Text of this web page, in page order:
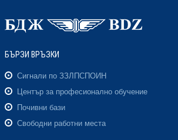
БЪРЗИ ВРЪЗКИ
Сигнали по ЗЗЛПСПОИН
Център за професионално обучение
Почивни бази
Свободни работни места